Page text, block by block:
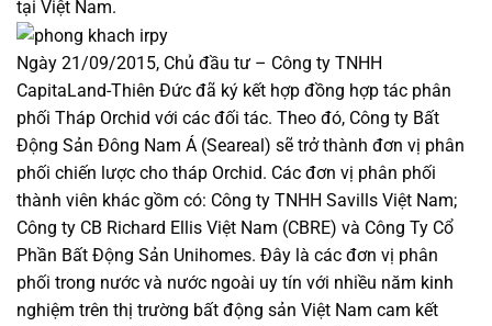
tại Việt Nam.
Ngày 21/09/2015, Chủ đầu tư – Công ty TNHH
CapitaLand-Thiên Đức đã ký kết hợp đồng hợp tác phân
phối Tháp Orchid với các đối tác. Theo đó, Công ty Bất
Động Sản Đông Nam Á (Seareal) sẽ trở thành đơn vị phân
phối chiến lược cho tháp Orchid. Các đơn vị phân phối
thành viên khác gồm có: Công ty TNHH Savills Việt Nam;
Công ty CB Richard Ellis Việt Nam (CBRE) và Công Ty Cổ
Phần Bất Động Sản Unihomes. Đây là các đơn vị phân
phối trong nước và nước ngoài uy tín với nhiều năm kinh
nghiệm trên thị trường bất động sản Việt Nam cam kết